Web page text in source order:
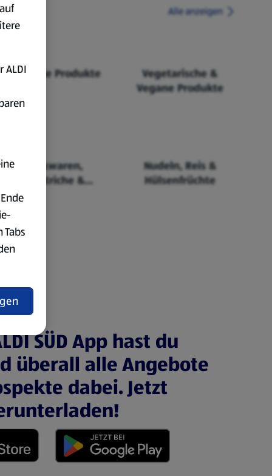
Alle anzeigen
Fairtrade Produkte
Vegetarische &
Vegane Produkte
Backwaren,
Aufstriche &
Nudeln, Reis &
Hülsenfrüchte
SÜD App hast du
überall alle Angebote
dabei. Jetzt
ALDI